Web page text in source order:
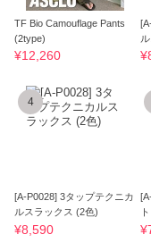
TF Bio Camouflage Pants
(2type)
¥12,260
4
[A-P0028] 3タップテクニカ
ルスラックス (2色)
¥8,590